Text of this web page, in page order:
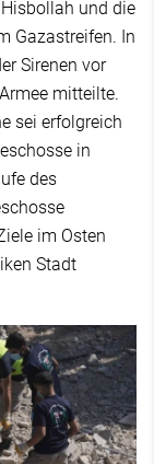
und die
Gazastreifen. In
Sirenen vor
mitteilte.
sei erfolgreich
in
des
im Osten
Stadt